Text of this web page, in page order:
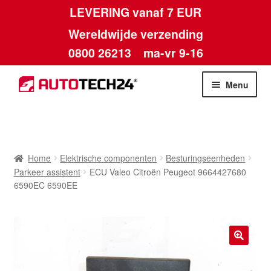
LEVERING vanaf 7 EUR
Wereldwijde verzending
0800 26213 ma-vr 9-16
Skip
to
Skip
to
Menu
Algemene voorwaarden
Home Elektrische componenten
Besturingseenheden
Parkeer assistent
ECU Valeo Citroën Peugeot 9664427680
6590EC 6590EE